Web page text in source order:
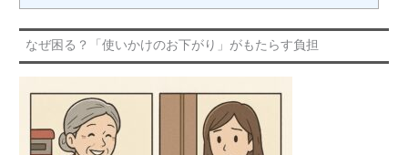
なぜ困る？「使いかけのお下がり」がもたらす負担